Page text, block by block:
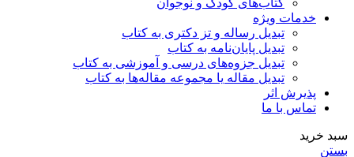
کتاب‌های کودک و نوجوان
خدمات ویژه
تبدیل رساله و تز دکتری به کتاب
تبدیل پایان‌نامه به کتاب
تبدیل جزوه‌های درسی و آموزشی به کتاب
تبدیل مقاله یا مجموعه مقاله‌ها به کتاب
پذیرش اثر
تماس با ما
سبد خرید
بستن